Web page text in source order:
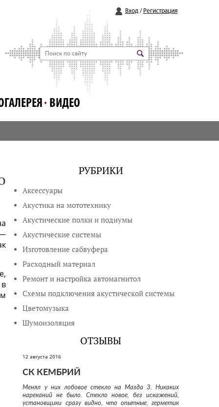
Вход / Регистрация
ВИДЕО
РУБРИКИ
Аксессуары
Акустика на мототехнику
Акустические полки и подиумы
Акустические системы
Изготовление сабвуфера
Расходный материал
Ремонт и настройка автомагнитол
Схемы подключения акустической системы
Цветомузыка
Шумоизоляция
ОТЗЫВЫ
12 августа 2016
СК КЕМБРИЙ
Менял у них лобовое стекло на Мазда 3. Никаких
нареканий не было. Стекло новое, без искажений,
установщики сразу видно, что опытные, герметик